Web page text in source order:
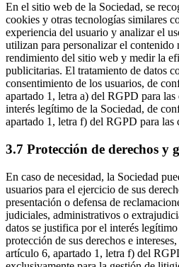
En el sitio web de la Sociedad, se
cookies y otras tecnologías similares
experiencia del usuario y analizar el
utilizan para personalizar el contenido
rendimiento del sitio web y medir la
publicitarias. El tratamiento de datos
consentimiento de los usuarios, de
apartado 1, letra a) del RGPD para
interés legítimo de la Sociedad, de
apartado 1, letra f) del RGPD para las
3.7 Protección de derechos y
En caso de necesidad, la Sociedad
usuarios para el ejercicio de sus
presentación o defensa de
judiciales, administrativos o
datos se justifica por el interés
protección de sus derechos e
artículo 6, apartado 1, letra f) del